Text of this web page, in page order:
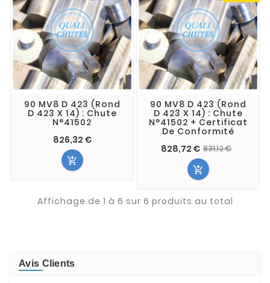
90 MV8 D 423 (Rond
D 423 X 14) : Chute
N°41502
826,32 €

90 MV8 D 423 (Rond
D 423 X 14) : Chute
N°41502 + Certificat
De Conformité
828,72 € 831,12 €

Affichage de 1 à 6 sur 6 produits au total
Avis Clients